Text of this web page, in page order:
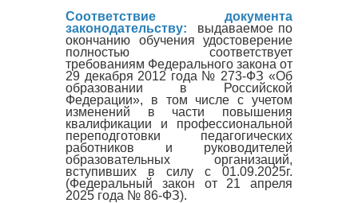
Соответствие документа
законодательству: выдаваемое по
окончанию обучения удостоверение
полностью соответствует
требованиям Федерального закона от
29 декабря 2012 года № 273-ФЗ «Об
образовании в Российской
Федерации», в том числе с учетом
изменений в части повышения
квалификации и профессиональной
переподготовки педагогических
работников и руководителей
образовательных организаций,
вступивших в силу с 01.09.2025г.
(Федеральный закон от 21 апреля
2025 года № 86-ФЗ).